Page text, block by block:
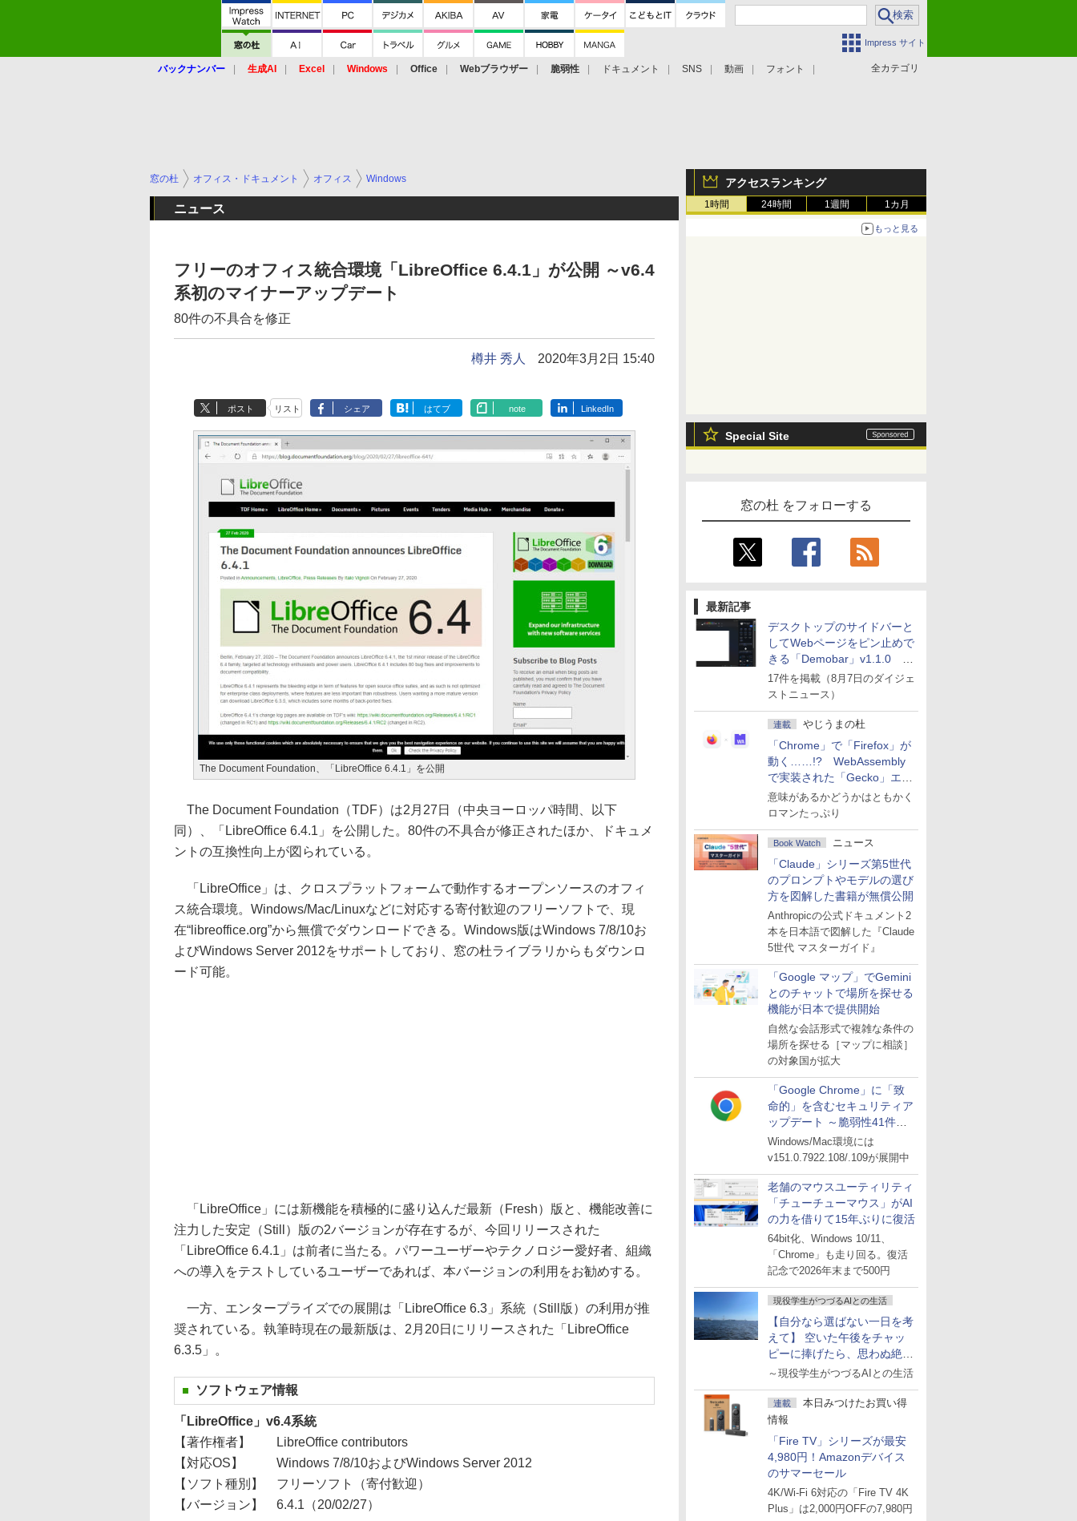
Impress サイト
全カテゴリ
バックナンバー 生成AI Excel Windows Office Webブラウザー 脆弱性 ドキュメント SNS 動画 フォント
アクセスランキング
1時間 24時間 1週間 1カ月
もっと見る
Special Site
窓の杜 をフォローする
最新記事
デスクトップのサイドバーと
してWebページをピン止めで
きる「Demobar」v1.1.0 ほ
か
17件を掲載（8月7日のダイジェ
ストニュース）
連載 やじうまの杜
「Chrome」で「Firefox」が
動く……!? WebAssembly
で実装された「Gecko」エン
ジン
意味があるかどうかはともかく
ロマンたっぷり
Book Watch ニュース
「Claude」シリーズ第5世代
のプロンプトやモデルの選び
方を図解した書籍が無償公開
Anthropicの公式ドキュメント2
本を日本語で図解した『Claude
5世代 マスターガイド』
「Google マップ」でGemini
とのチャットで場所を探せる
機能が日本で提供開始
自然な会話形式で複雑な条件の
場所を探せる［マップに相談］
の対象国が拡大
「Google Chrome」に「致
命的」を含むセキュリティア
ップデート ～脆弱性41件に
対処
Windows/Mac環境には
v151.0.7922.108/.109が展開中
老舗のマウスユーティリティ
「チューチューマウス」がAI
の力を借りて15年ぶりに復活
64bit化、Windows 10/11、
「Chrome」も走り回る。復活
記念で2026年末まで500円
現役学生がつづるAIとの生活
【自分なら選ばない一日を考
えて】 空いた午後をチャッ
ピーに捧げたら、思わぬ絶景
に出会った話
～現役学生がつづるAIとの生活
連載
本日みつけたお買い得
情報
「Fire TV」シリーズが最安
4,980円！Amazonデバイス
のサマーセール
4K/Wi-Fi 6対応の「Fire TV 4K
Plus」は2,000円OFFの7,980円
窓の杜 オフィス・ドキュメント オフィス Windows
ニュース
フリーのオフィス統合環境「LibreOffice 6.4.1」が公開 ～v6.4
系初のマイナーアップデート
80件の不具合を修正
樽井 秀人 2020年3月2日 15:40
ポスト リスト シェア はてブ note LinkedIn
The Document Foundation、「LibreOffice 6.4.1」を公開
The Document Foundation（TDF）は2月27日（中央ヨーロッパ時間、以下
同）、「LibreOffice 6.4.1」を公開した。80件の不具合が修正されたほか、ドキュメ
ントの互換性向上が図られている。
「LibreOffice」は、クロスプラットフォームで動作するオープンソースのオフィ
ス統合環境。Windows/Mac/Linuxなどに対応する寄付歓迎のフリーソフトで、現
在“libreoffice.org”から無償でダウンロードできる。Windows版はWindows 7/8/10お
よびWindows Server 2012をサポートしており、窓の杜ライブラリからもダウンロ
ード可能。
「LibreOffice」には新機能を積極的に盛り込んだ最新（Fresh）版と、機能改善に
注力した安定（Still）版の2バージョンが存在するが、今回リリースされた
「LibreOffice 6.4.1」は前者に当たる。パワーユーザーやテクノロジー愛好者、組織
への導入をテストしているユーザーであれば、本バージョンの利用をお勧めする。
一方、エンタープライズでの展開は「LibreOffice 6.3」系統（Still版）の利用が推
奨されている。執筆時現在の最新版は、2月20日にリリースされた「LibreOffice
6.3.5」。
ソフトウェア情報
「LibreOffice」v6.4系統
【著作権者】
LibreOffice contributors
【対応OS】
Windows 7/8/10およびWindows Server 2012
【ソフト種別】
フリーソフト（寄付歓迎）
【バージョン】
6.4.1（20/02/27）